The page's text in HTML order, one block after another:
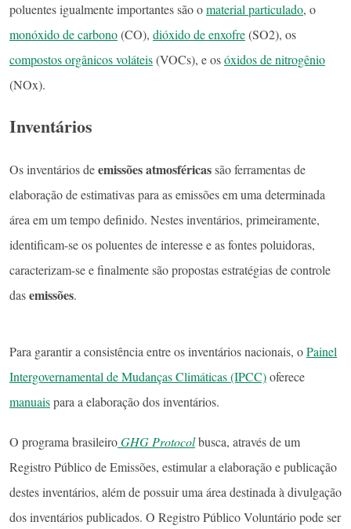
poluentes igualmente importantes são omaterial particulado, o
monóxido de carbono(CO), dióxido de enxofre(SO2), os
compostos orgânicos voláteis(VOCs), e osóxidos de nitrogênio
(NOx).
Inventários
Os inventários deemissões atmosféricassão ferramentas de
elaboração de estimativas para as emissões em uma determinada
área em um tempo definido. Nestes inventários, primeiramente,
identificam-se os poluentes de interesse e as fontes poluidoras,
caracterizam-se e finalmente são propostas estratégias de controle
dasemissões.
Para garantir a consistência entre os inventários nacionais, oPainel
Intergovernamental de Mudanças Climáticas (IPCC)oferece
manuaispara a elaboração dos inventários.
O programa brasileiroGHG Protocolbusca, através de um
Registro Público de Emissões, estimular a elaboração e publicação
destes inventários, além de possuir uma área destinada à divulgação
dos inventários publicados. O Registro Público Voluntário pode ser